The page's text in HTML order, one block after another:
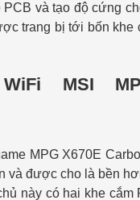
PCB và tạo độ cứng
trang bị tới bốn khe
MSI
MPG X670E
và được cho là bền
này có hai khe cắm